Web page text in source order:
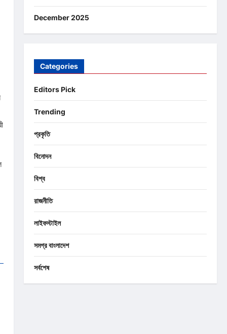
December 2025
Categories
Editors Pick
Trending
প্রকৃতি
বিনোদন
বিশ্ব
রাজনীতি
লাইফস্টাইল
সমগ্র বাংলাদেশ
সর্বশেষ